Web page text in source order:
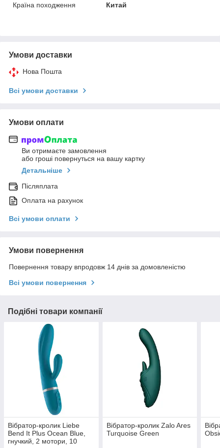
Країна походження
Китай
Умови доставки
Нова Пошта
Всі умови доставки
Умови оплати
Ви отримаєте замовлення
або гроші повернуться на вашу картку
Детальніше
Післяплата
Оплата на рахунок
Всі умови оплати
Умови повернення
Повернення товару впродовж 14 днів за домовленістю
Всі умови повернення
Подібні товари компанії
Вібратор-кролик Liebe
Bend It Plus Ocean Blue,
гнучкий, 2 мотори, 10
Вібратор-кролик Zalo Ares
Turquoise Green